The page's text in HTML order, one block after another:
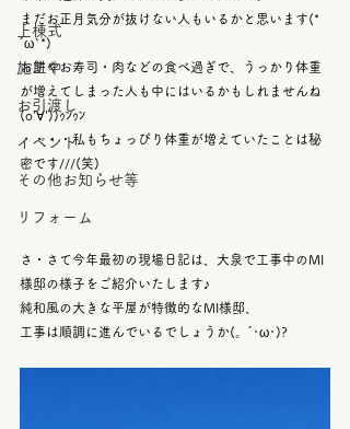
上棟式
施工中
お引渡し
イベント
その他お知らせ等
リフォーム
まだお正月気分が抜けない人もいるかと思います(*
´ω`*)
お餅やお寿司・肉などの食べ過ぎで、うっかり体重
が増えてしまった人も中にはいるかもしれませんね
(o'∀'))ｩﾝｩﾝ
・・・・私もちょっぴり体重が増えていたことは秘
密です///(笑)
さ・さて今年最初の現場日記は、大泉で工事中のMI
様邸の様子をご紹介いたします♪
純和風の大きな平屋が特徴的なMI様邸、
工事は順調に進んでいるでしょうか(。´･ω･)?